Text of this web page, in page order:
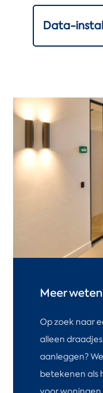
Data-
Meer
Op zoek naar
alleen
aanleggen?
betekenen als